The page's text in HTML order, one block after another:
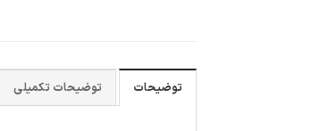
توضیحات توضیحات تکمیلی